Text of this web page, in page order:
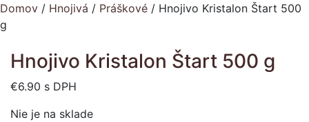
Domov / Hnojivá / Práškové / Hnojivo Kristalon Štart 500
g
Hnojivo Kristalon Štart 500 g
€6.90 s DPH
Nie je na sklade